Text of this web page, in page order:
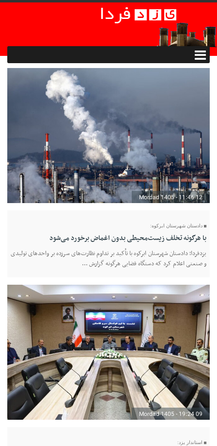
12 Mordad 1405 - 11:46
دادستان شهرستان ابرکوه:
با هرگونه تخلف زیست‌محیطی بدون اغماض برخورد می‌شود
یزدفردا؛ دادستان شهرستان ابرکوه با تأکید بر تداوم نظارت‌های سرزده بر واحدهای تولیدی
و صنعتی اعلام کرد که دستگاه قضایی هرگونه گزارش ...
09 Mordad 1405 - 19:24
استاندار یزد: